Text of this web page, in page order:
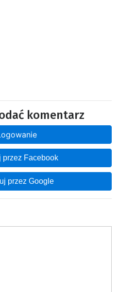
komentarz
przez Facebook
przez Google